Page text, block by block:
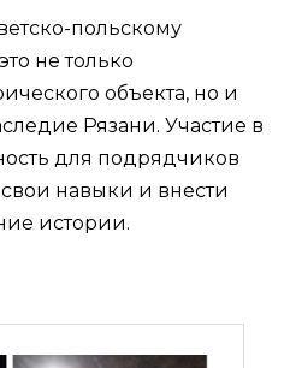
польскому
не только
объекта, но и
Рязани. Участие в
для подрядчиков
навыки и внести
истории.